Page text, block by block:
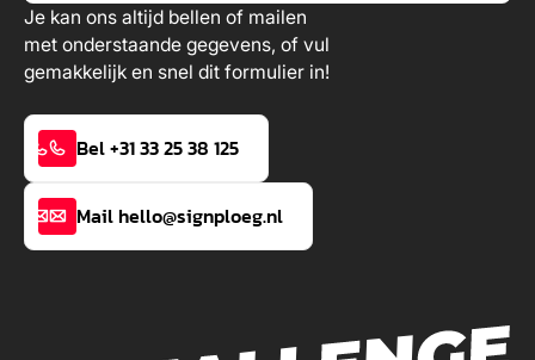
Je kan ons altijd bellen of mailen
met onderstaande gegevens, of vul
gemakkelijk en snel dit formulier in!
Bel +31 33 25 38 125
Mail hello@signploeg.nl